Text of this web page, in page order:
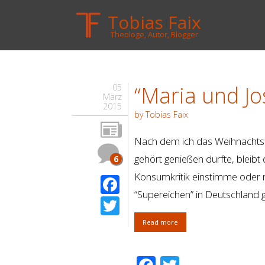
Tobias Faix
Theologe, Autor, Blogger
05
März
2015
6
Facebook
Twitter
“Maria und
by Tobias Faix
Nach dem ich das
gehört genießen durfte, bleibt
Konsumkritik einstimme oder
“Supereichen” in
Read more